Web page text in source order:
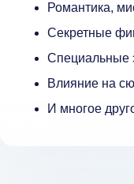
Романтика,
Секретные
Специальные
Влияние на
И многое